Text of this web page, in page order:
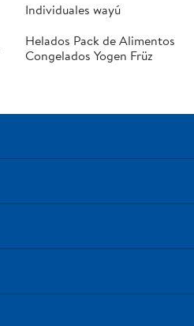
Individuales wayú
Helados Pack de Alimentos
Congelados Yogen Früz